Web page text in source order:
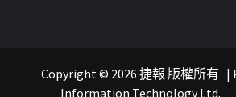
葡語國
Copyright © 2026 捷報 版權所有 |
Information Technology Ltd.